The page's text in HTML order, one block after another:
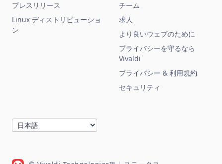
プレスリリース
Linux ディストリビューショ
ン
チーム
求人
より良いウェブのために
プライバシーを守るなら
Vivaldi
プライバシー & 利用規約
セキュリティ